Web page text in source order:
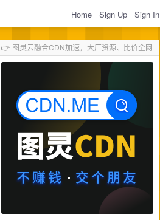
Home Sign Up Sign In
👉 图灵云融合CDN加速，大厂资源、比价全网